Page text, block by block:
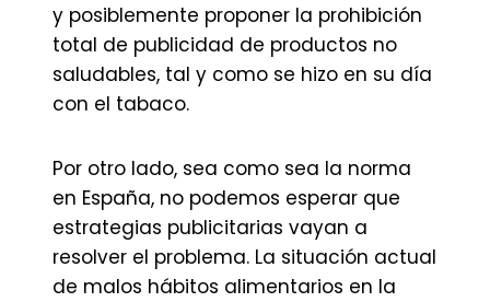
y posiblemente proponer la prohibición
total de publicidad de productos no
saludables, tal y como se hizo en su día
con el tabaco.
Por otro lado, sea como sea la norma
en España, no podemos esperar que
estrategias publicitarias vayan a
resolver el problema. La situación actual
de malos hábitos alimentarios en la